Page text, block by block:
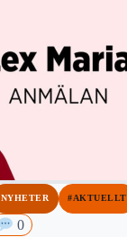
NYHETER #AKTUELLT
0